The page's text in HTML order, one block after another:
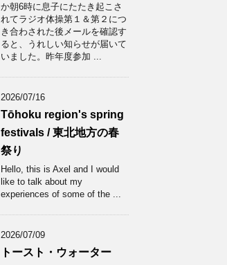
か朝6時に息子にたたき起こさ
れてラジオ体操第１＆第２につ
き合わされた後メールを確認す
ると、うれしい知らせが届いて
いました。昨年度参加 ...
2026/07/16
Tōhoku region's spring
festivals / 東北地方の春
祭り
Hello, this is Axel and I would
like to talk about my
experiences of some of the ...
2026/07/09
トースト・ウォーター